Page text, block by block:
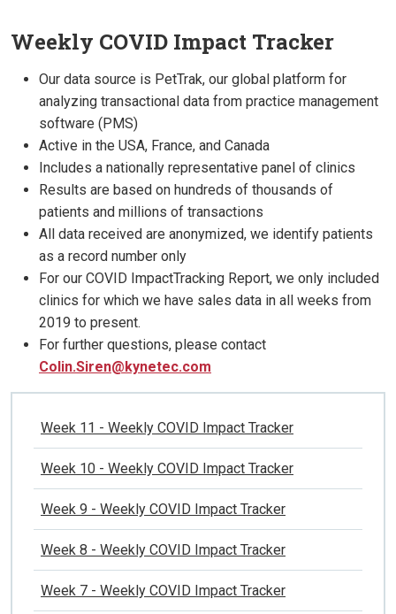
Weekly COVID Impact Tracker
Our data source is PetTrak, our global platform for
analyzing transactional data from practice management
software (PMS)
Active in the USA, France, and Canada
Includes a nationally representative panel of clinics
Results are based on hundreds of thousands of
patients and millions of transactions
All data received are anonymized, we identify patients
as a record number only
For our COVID ImpactTracking Report, we only included
clinics for which we have sales data in all weeks from
2019 to present.
For further questions, please contact
Colin.Siren@kynetec.com
Week 11 - Weekly COVID Impact Tracker
Week 10 - Weekly COVID Impact Tracker
Week 9 - Weekly COVID Impact Tracker
Week 8 - Weekly COVID Impact Tracker
Week 7 - Weekly COVID Impact Tracker